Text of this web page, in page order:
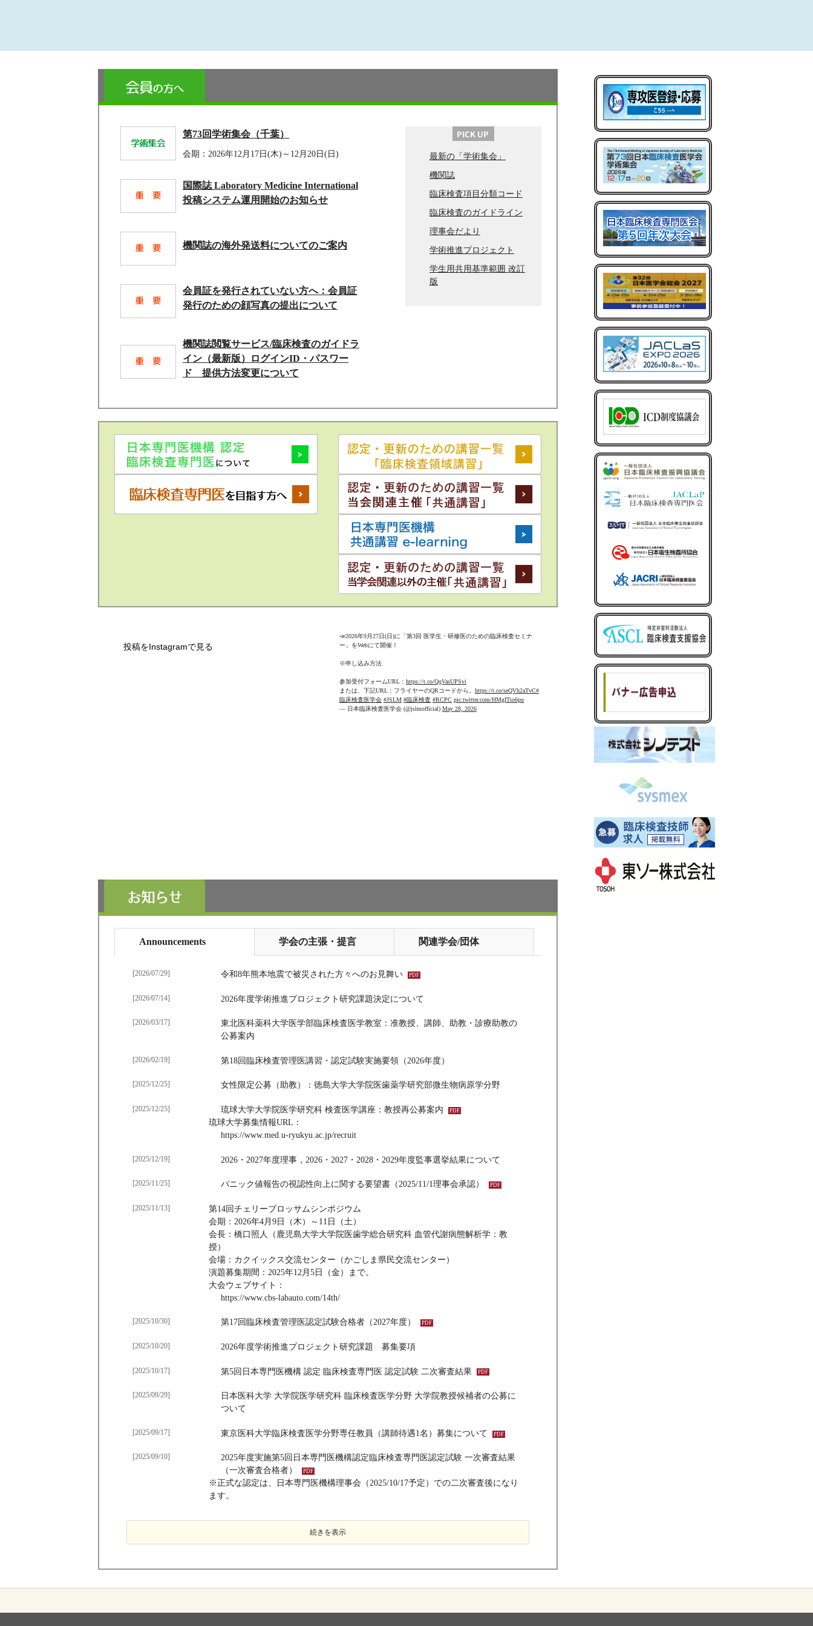
第73回学術集会（千葉）
会期：2026年12月17日(木)～12月20日(日)
国際誌 Laboratory Medicine International
投稿システム運用開始のお知らせ
機関誌の海外発送料についてのご案内
会員証を発行されていない方へ：会員証
発行のための顔写真の提出について
機関誌閲覧サービス/臨床検査のガイドラ
イン（最新版）ログインID・パスワー
ド 提供方法変更について
最新の「学術集会」
機関誌
臨床検査項目分類コード
臨床検査のガイドライン
理事会だより
学術推進プロジェクト
学生用共用基準範囲 改訂
版
投稿をInstagramで見る
📣2026年9月27日(日)に「第3回 医学生・研修医のための臨床検査セミナ
ー」をWebにて開催！
※申し込み方法
参加受付フォームURL： https://t.co/QqVasUPSvi
または、下記URL：フライヤーのQRコードから。 https://t.co/seQVh2aTvC#
臨床検査医学会 #JSLM #臨床検査 #RCPC pic.twitter.com/HMgITio6pu
— 日本臨床検査医学会 (@jslmofficial) May 28, 2026
Announcements 学会の主張・提言 関連学会/団体
[2026/07/29] 令和8年熊本地震で被災された方々へのお見舞い
[2026/07/14] 2026年度学術推進プロジェクト研究課題決定について
[2026/03/17]
東北医科薬科大学医学部臨床検査医学教室：准教授、講師、助教・診療助教の
公募案内
[2026/02/19] 第18回臨床検査管理医講習・認定試験実施要領（2026年度）
[2025/12/25] 女性限定公募（助教）：徳島大学大学院医歯薬学研究部微生物病原学分野
[2025/12/25]
琉球大学大学院医学研究科 検査医学講座：教授再公募案内
琉球大学募集情報URL：
https://www.med.u-ryukyu.ac.jp/recruit
[2025/12/19] 2026・2027年度理事，2026・2027・2028・2029年度監事選挙結果について
[2025/11/25] パニック値報告の視認性向上に関する要望書（2025/11/1理事会承認）
[2025/11/13]
第14回チェリーブロッサムシンポジウム
会期：2026年4月9日（木）～11日（土）
会長：橋口照人（鹿児島大学大学院医歯学総合研究科 血管代謝病態解析学：教
授）
会場：カクイックス交流センター（かごしま県民交流センター）
演題募集期間：2025年12月5日（金）まで。
大会ウェブサイト：
https://www.cbs-labauto.com/14th/
[2025/10/30] 第17回臨床検査管理医認定試験合格者（2027年度）
[2025/10/20] 2026年度学術推進プロジェクト研究課題 募集要項
[2025/10/17] 第5回日本専門医機構 認定 臨床検査専門医 認定試験 二次審査結果
[2025/09/29]
日本医科大学 大学院医学研究科 臨床検査医学分野 大学院教授候補者の公募に
ついて
[2025/09/17] 東京医科大学臨床検査医学分野専任教員（講師待遇1名）募集について
[2025/09/10]
2025年度実施第5回日本専門医機構認定臨床検査専門医認定試験 一次審査結果
（一次審査合格者）
※正式な認定は、日本専門医機構理事会（2025/10/17予定）での二次審査後になり
ます。
続きを表示